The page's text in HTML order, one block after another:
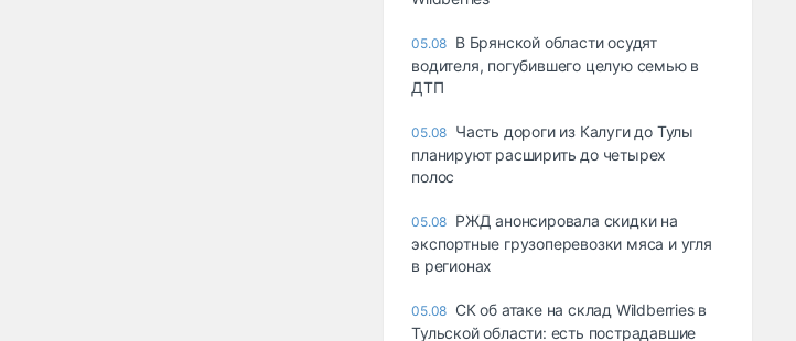
05.08 В Брянской области осудят
водителя, погубившего целую семью в
ДТП
05.08 Часть дороги из Калуги до Тулы
планируют расширить до четырех
полос
05.08 РЖД анонсировала скидки на
экспортные грузоперевозки мяса и угля
в регионах
05.08 СК об атаке на склад Wildberries в
Тульской области: есть пострадавшие